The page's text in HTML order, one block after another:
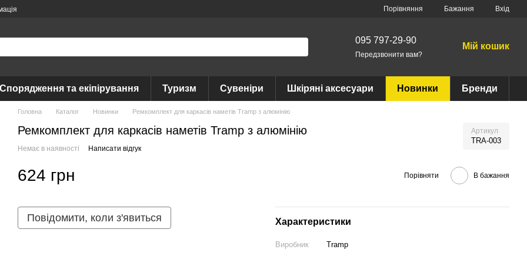
Порівняння Бажання Вхід
095 797-29-90
Передзвонити вам?
Мій кошик
Спорядження та екіпірування Туризм Сувеніри Шкіряні аксесуари Новинки Бренди
Головна Каталог Новинки Ремкомплект для каркасів наметів Tramp з алюмінію
Ремкомплект для каркасів наметів Tramp з алюмінію Артикул
TRA-003
Немає в наявності Написати відгук
624 грн Порівняти В бажання
Повідомити, коли з'явиться Характеристики
Виробник Tramp